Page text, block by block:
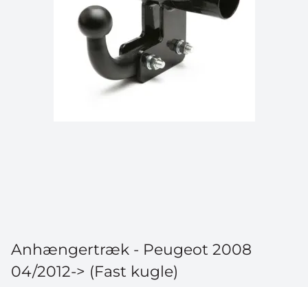
Anhængertræk - Peugeot 2008
04/2012-> (Fast kugle)